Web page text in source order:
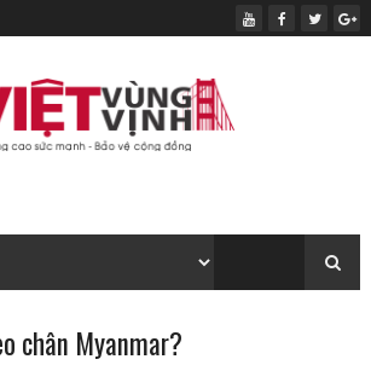
chân Myanmar?